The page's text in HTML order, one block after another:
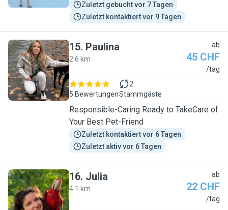
Zuletzt gebucht vor 7 Tagen
Zuletzt kontaktiert vor 9 Tagen
P
15. Paulina
2.6 km
ab
45 CHF
/tag
5 Bewertungen
2
Stammgäste
Responsible-Caring Ready to TakeCare of
Your Best Pet-Friend
Zuletzt kontaktiert vor 6 Tagen
Zuletzt aktiv vor 6 Tagen
J
16. Julia
4.1 km
ab
22 CHF
/tag